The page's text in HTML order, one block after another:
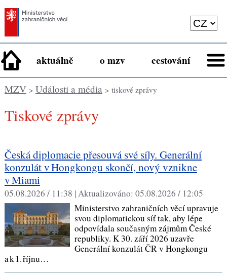
aktuálně o mzv cestování
MZV> Události a média> tiskové zprávy
tiskové zprávy
Česká diplomacie přesouvá své síly. Generální
konzulát v Hongkongu skončí, nový vznikne
v Miami
05.08.2026 / 11:38 |Aktualizováno: 05.08.2026 / 12:05
Ministerstvo zahraničních věcí upravuje
svou diplomatickou síť tak, aby lépe
odpovídala současným zájmům České
republiky. K 30. září 2026 uzavře
Generální konzulát ČR v Hongkongu
a k 1. říjnu…